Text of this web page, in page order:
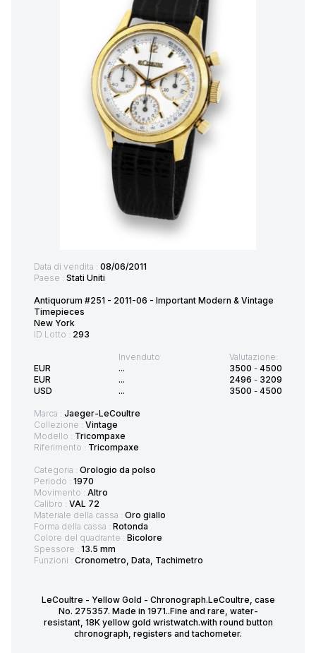
Data di vendita : 08/06/2011
Paese : Stati Uniti
Antiquorum #251 - 2011-06 - Important Modern & Vintage
Timepieces
New York
ID Lotto : 293
EUR
EUR
USD
Invenduto
...
...
...
Valutazione:
3500 - 4500
2496 - 3209
3500 - 4500
Marca : Jaeger-LeCoultre
Collezione : Vintage
Modello : Tricompaxe
Riferimento : Tricompaxe
Categoria : Orologio da polso
Periodo : 1970
Movimento : Altro
Calibro : VAL 72
Materiale della cassa : Oro giallo
Forma della cassa : Rotonda
Colore del quadrante : Bicolore
Spessore : 13.5 mm
Funzioni : Cronometro, Data, Tachimetro
LeCoultre - Yellow Gold - Chronograph.LeCoultre, case
No. 275357. Made in 1971..Fine and rare, water-
resistant, 18K yellow gold wristwatch.with round button
chronograph, registers and tachometer.